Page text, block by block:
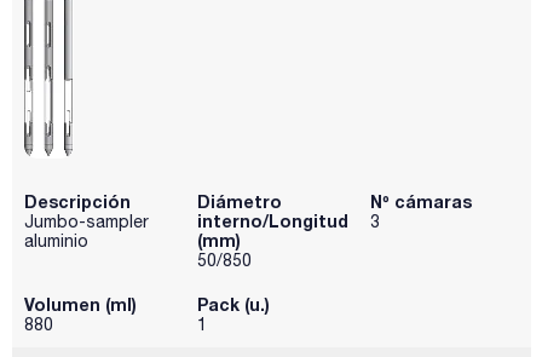
Descripción
Jumbo-sampler
aluminio
Diámetro
interno/Longitud
(mm)
50/850
Nº cámaras
3
Volumen (ml)
880
Pack (u.)
1